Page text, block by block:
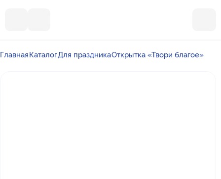
ГлавнаяКаталогДля праздникаОткрытка «Твори благое»